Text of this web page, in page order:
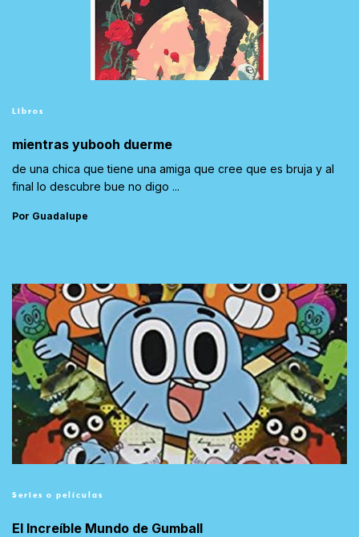
Libros
mientras yubooh duerme
de una chica que tiene una amiga que cree que es bruja y al
final lo descubre bue no digo ...
Por Guadalupe
Series o películas
El Increíble Mundo de Gumball